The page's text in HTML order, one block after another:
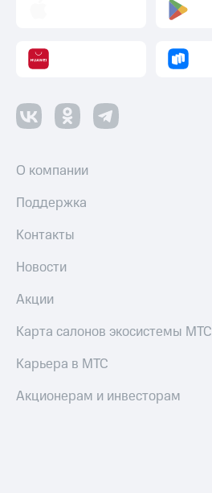
О компании
Поддержка
Контакты
Новости
Акции
Карта салонов экосистемы МТС
Карьера в МТС
Акционерам и инвесторам